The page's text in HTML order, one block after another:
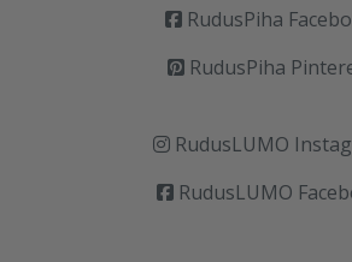
RudusPiha
RudusPiha
RudusLUMO
RudusLUMO